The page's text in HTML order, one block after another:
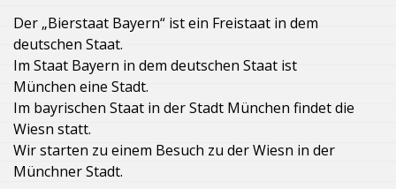
Der „Bierstaat Bayern“ ist ein Freistaat in dem
deutschen Staat.
Im Staat Bayern in dem deutschen Staat ist
München eine Stadt.
Im bayrischen Staat in der Stadt München findet die
Wiesn statt.
Wir starten zu einem Besuch zu der Wiesn in der
Münchner Stadt.